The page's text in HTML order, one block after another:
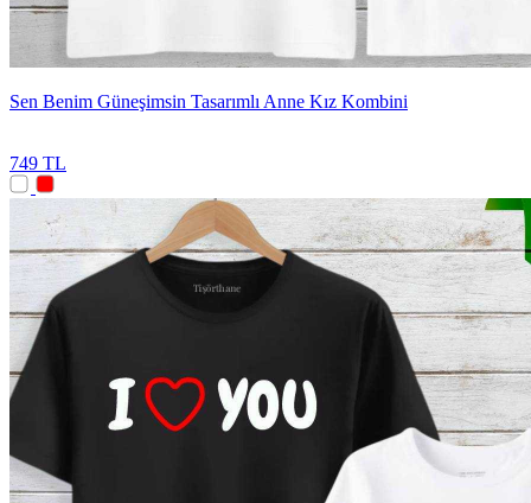
Sen Benim Güneşimsin Tasarımlı Anne Kız Kombini
749 TL